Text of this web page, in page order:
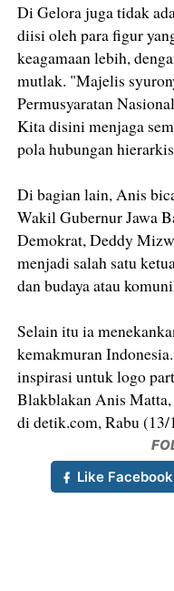
Di Gelora juga tidak
diisi oleh para figur
keagamaan lebih,
mutlak. "Majelis
Permusyaratan
Kita disini menjaga
pola hubungan
Di bagian lain, Anis
Wakil Gubernur Jawa
Demokrat, Deddy
menjadi salah satu
dan budaya atau
Selain itu ia
kemakmuran
inspirasi untuk logo
Blakblakan Anis
di detik.com, Rabu
Like Facebook